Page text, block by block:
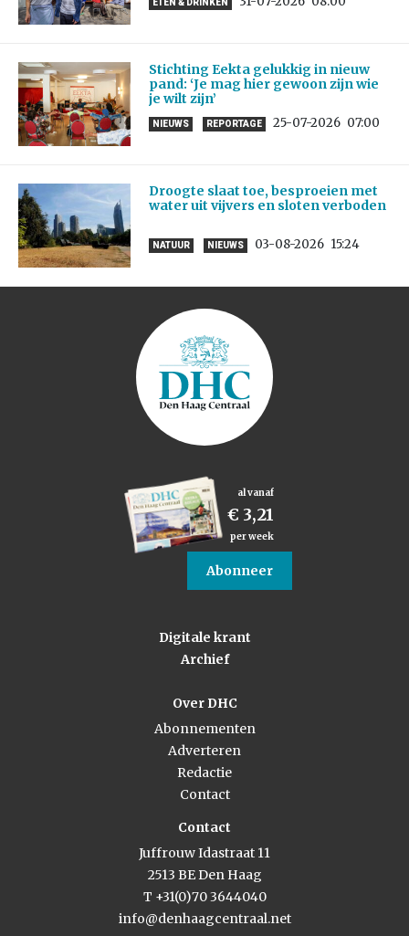
ETEN & DRINKEN
Stichting Eekta gelukkig in nieuw
pand: ‘Je mag hier gewoon zijn wie
je wilt zijn’
NIEUWS REPORTAGE 25-07-2026 07:00
Droogte slaat toe, besproeien met
water uit vijvers en sloten verboden
NATUUR NIEUWS 03-08-2026 15:24
al vanaf
€ 3,21
per week
Abonneer
Digitale krant
Archief
Over DHC
Abonnementen
Adverteren
Redactie
Contact
Contact
Juffrouw Idastraat 11
2513 BE Den Haag
T +31(0)70 3644040
info@denhaagcentraal.net